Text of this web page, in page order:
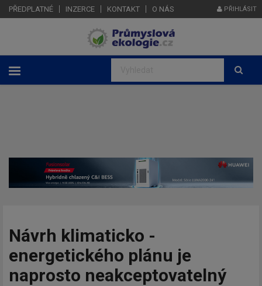
PŘEDPLATNÉ INZERCE KONTAKT O NÁS PŘIHLÁSIT
Návrh klimaticko -
energetického plánu je
naprosto neakceptovatelný